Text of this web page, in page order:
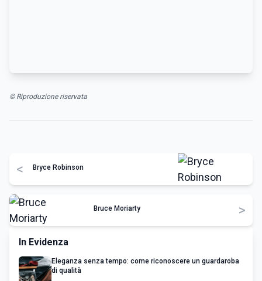
© Riproduzione riservata
< Bryce Robinson
Bruce Moriarty >
In Evidenza
Eleganza senza tempo: come riconoscere un guardaroba
di qualità